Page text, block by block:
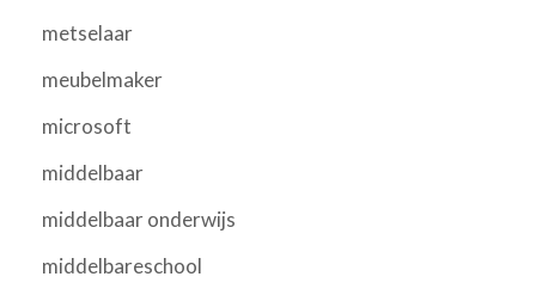
metselaar
meubelmaker
microsoft
middelbaar
middelbaar onderwijs
middelbareschool